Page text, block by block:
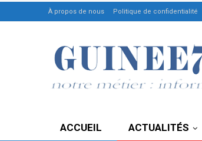
À propos de nous Politique de confidentialité
ACCUEIL ACTUALITÉS